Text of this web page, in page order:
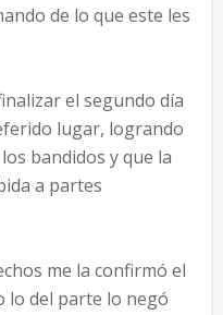
de lo que este les
el segundo día
lugar, logrando
bandidos y que la
a partes
me la confirmó el
lo del parte lo negó